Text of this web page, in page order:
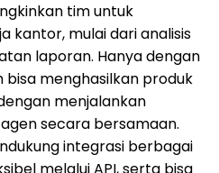
tim untuk
kantor, mulai dari analisis
laporan. Hanya dengan
bisa menghasilkan produk
menjalankan
secara bersamaan.
integrasi berbagai